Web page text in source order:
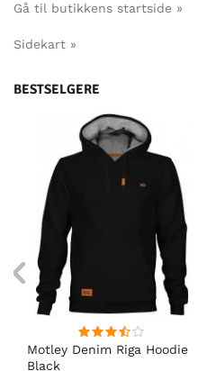
Gå til butikkens startside »
Sidekart »
BESTSELGERE
Motley Denim Riga Hoodie
Black